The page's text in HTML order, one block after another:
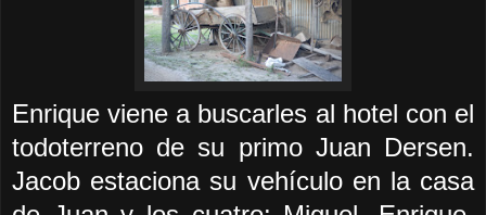
Enrique viene a buscarles al hotel con el
todoterreno de su primo Juan Dersen.
Jacob estaciona su vehículo en la casa